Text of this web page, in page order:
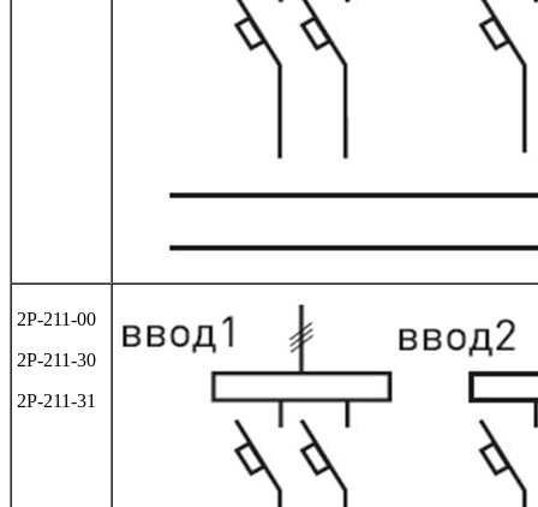
2Р-211-00
2Р-211-30
2Р-211-31